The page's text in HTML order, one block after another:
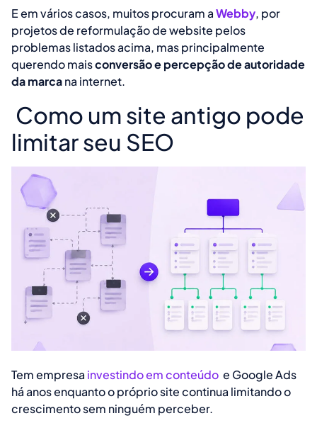
E em vários casos, muitos procuram aWebby, por
projetos de reformulação de website pelos
problemas listados acima, mas principalmente
querendo maisconversão e percepção de autoridade
da marcana internet.
Como um site antigo pode
limitar seu SEO
Tem empresa investindo em conteúdo e Google Ads
há anos enquanto o próprio site continua limitando o
crescimento sem ninguém perceber.